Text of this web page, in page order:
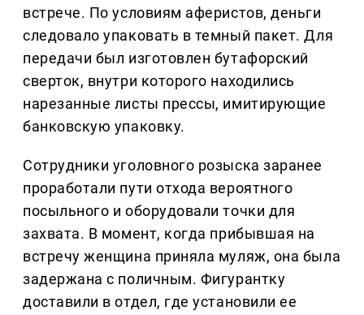
встрече. По условиям аферистов, деньги
следовало упаковать в темный пакет. Для
передачи был изготовлен бутафорский
сверток, внутри которого находились
нарезанные листы прессы, имитирующие
банковскую упаковку.
Сотрудники уголовного розыска заранее
проработали пути отхода вероятного
посыльного и оборудовали точки для
захвата. В момент, когда прибывшая на
встречу женщина приняла муляж, она была
задержана с поличным. Фигурантку
доставили в отдел, где установили ее